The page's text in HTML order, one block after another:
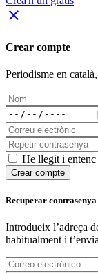
close
Crear compte
Periodisme en català
He llegit i
Crear compte
Recuperar contrasenya
Introdueix l’adreça
habitualment i